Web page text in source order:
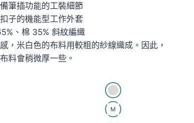
價
格：
HK$399.0。
價
格：
HK$179.0。
筆插功能的工裝細節
子的機能型工作外套
、棉 35% 斜紋編織
，米白色的布料用較粗的紗線織成。因此，
料會稍微厚一些。
M